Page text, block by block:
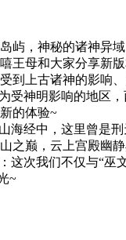
屿，神秘的诸神异域
王母和大家分享新
到上古诸神的影响
受神明影响的地区
的体验~
海经中，这里曾是
之巅，云上宫殿幽
这次我们不仅与“
~